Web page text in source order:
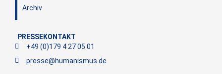
Archiv
PRESSEKONTAKT
+49 (0)179 4 27 05 01
presse@humanismus.de